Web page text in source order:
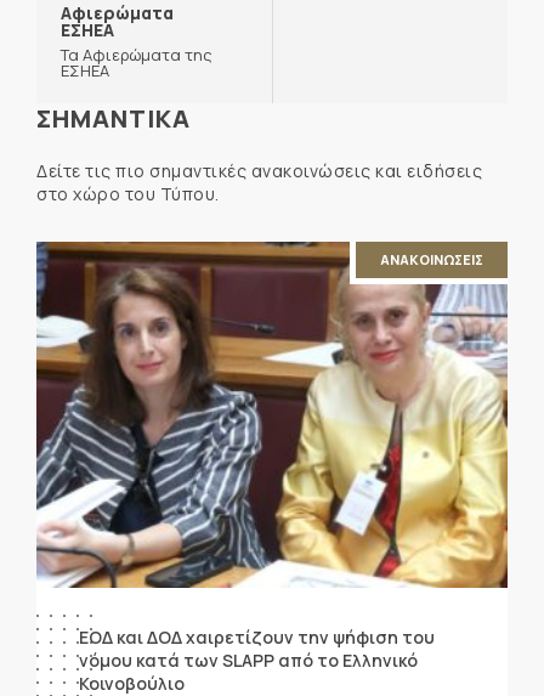
Αφιερώματα
ΕΣΗΕΑ
Τα Αφιερώματα της
ΕΣΗΕΑ
ΣΗΜΑΝΤΙΚΑ
Δείτε τις πιο σημαντικές ανακοινώσεις και ειδήσεις
στο χώρο του Τύπου.
ΑΝΑΚΟΙΝΩΣΕΙΣ
ΕΟΔ και ΔΟΔ χαιρετίζουν την ψήφιση του
νόμου κατά των SLAPP από το Ελληνικό
Κοινοβούλιο